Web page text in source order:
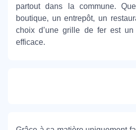
partout dans la commune.
boutique, un entrepôt, un
choix d’une grille de fer est
efficace.